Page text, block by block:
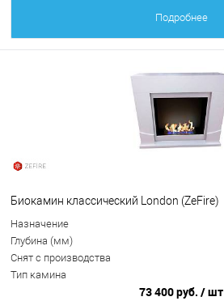
Подробнее
Биокамин классический London (ZeFire)
Назначение
Глубина (мм)
Снят с производства
Тип камина
73 400 руб. / шт